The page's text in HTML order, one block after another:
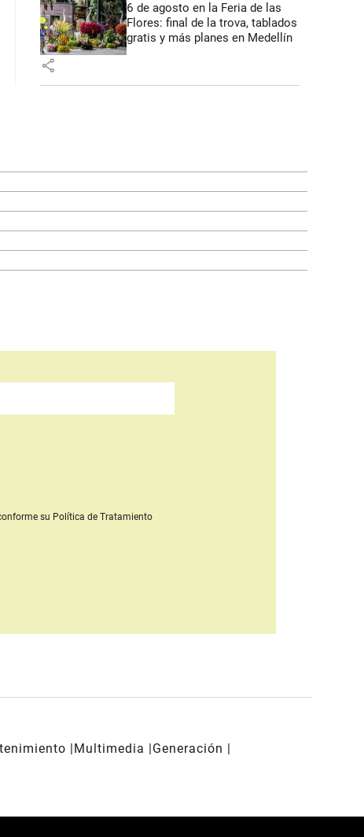
6 de agosto en la Feria de las
Flores: final de la trova, tablados
gratis y más planes en Medellín
share
su Política de Tratamiento
Multimedia
Generación